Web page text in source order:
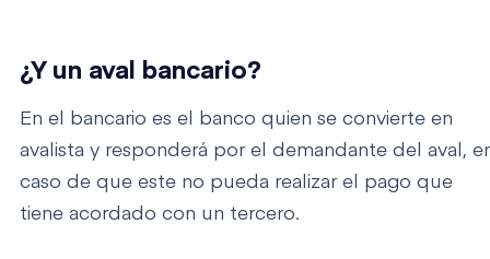
¿Y un aval bancario?
En el bancario es el banco quien se convierte en
avalista y responderá por el demandante del aval,
caso de que este no pueda realizar el pago que
tiene acordado con un tercero.